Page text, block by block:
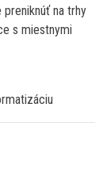
na trhy
s miestnymi